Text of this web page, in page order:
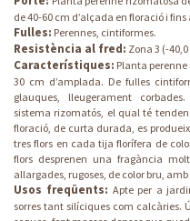
de 40-60 cm d’alçada en floració i
Fulles: Perennes, cintiformes.
Resistència al fred: Zona 3 (-40,0
Característiques: Planta
30 cm d’amplada. De fulles
glauques, lleugerament
sistema rizomatós, el qual té
floració, de curta durada, es
tres flors en cada tija florífera de
flors desprenen una fragància
allargades, rugoses, de color bru,
Usos freqüents: Apte per a
sorres tant silíciques com calcàries.